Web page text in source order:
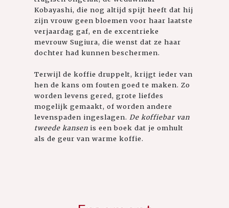
Kobayashi, die nog altijd spijt heeft dat hij
zijn vrouw geen bloemen voor haar laatste
verjaardag gaf, en de excentrieke
mevrouw Sugiura, die wenst dat ze haar
dochter had kunnen beschermen.
Terwijl de koffie druppelt, krijgt ieder van
hen de kans om fouten goed te maken. Zo
worden levens gered, grote liefdes
mogelijk gemaakt, of worden andere
levenspaden ingeslagen. De koffiebar van
tweede kansen is een boek dat je omhult
als de geur van warme koffie.